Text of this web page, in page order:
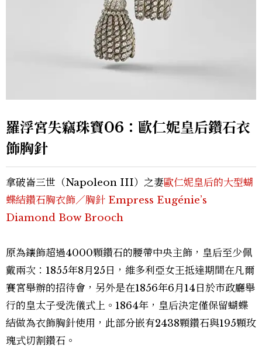
羅浮宮失竊珠寶06：歐仁妮皇后鑽石衣
飾胸針
拿破崙三世（Napoleon III）之妻歐仁妮皇后的大型蝴
蝶結鑽石胸衣飾／胸針 Empress Eugénie’s
Diamond Bow Brooch
原為鑲飾超過4000顆鑽石的腰帶中央主飾，皇后至少佩
戴兩次：1855年8月25日，維多利亞女王抵達期間在凡爾
賽宮舉辦的招待會，另外是在1856年6月14日於市政廳舉
行的皇太子受洗儀式上。1864年，皇后決定僅保留蝴蝶
結做為衣飾胸針使用，此部分嵌有2438顆鑽石與195顆玫
瑰式切割鑽石。